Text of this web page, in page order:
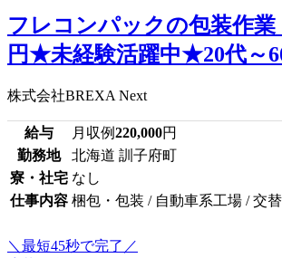
フレコンパックの包装作業
円★未経験活躍中★20代～
株式会社BREXA Next
給与 月収例220,000円
勤務地
北海道 訓子府町
寮・社宅 なし
仕事内容 梱包・包装 / 自動車系工場 / 交替
＼最短45秒で完了／